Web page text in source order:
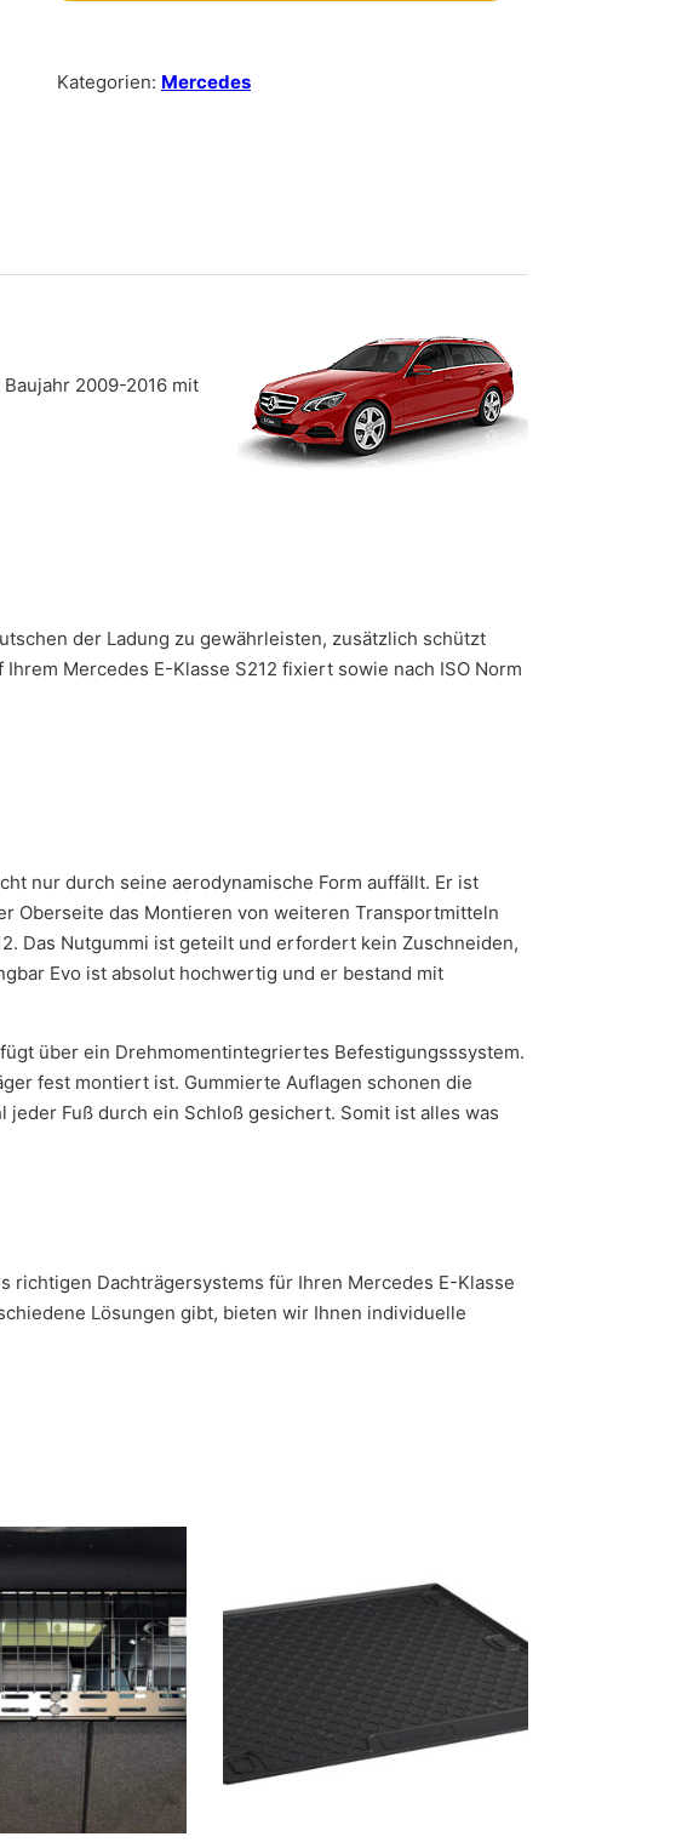
Kategorien: Mercedes
2009-2016 mit
der Ladung zu gewährleisten, zusätzlich schützt
Mercedes E-Klasse S212 fixiert sowie nach ISO Norm
nur durch seine aerodynamische Form auffällt. Er ist
Oberseite das Montieren von weiteren Transportmitteln
Das Nutgummi ist geteilt und erfordert kein Zuschneiden,
Evo ist absolut hochwertig und er bestand mit
über ein Drehmomentintegriertes Befestigungsssystem.
fest montiert ist. Gummierte Auflagen schonen die
Fuß durch ein Schloß gesichert. Somit ist alles was
Dachträgersystems für Ihren Mercedes E-Klasse
Lösungen gibt, bieten wir Ihnen individuelle
werden